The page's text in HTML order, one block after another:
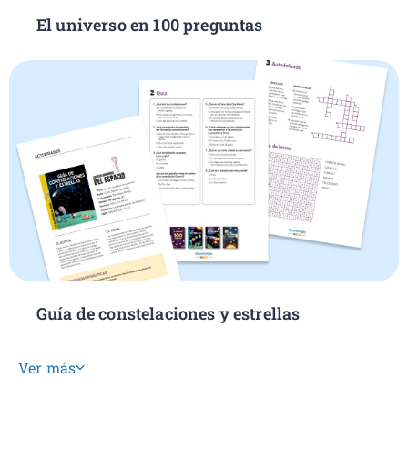
El universo en 100 preguntas
Guía de constelaciones y estrellas
Ver más